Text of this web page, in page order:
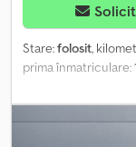
Stare:folosit,
prima înmatriculare:
clasă de emisii:Euro
aer condiționat,